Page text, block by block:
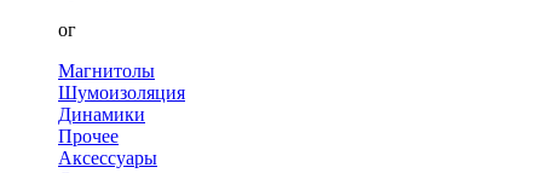
Каталог
Магнитолы
Шумоизоляция
Динамики
Прочее
Аксессуары